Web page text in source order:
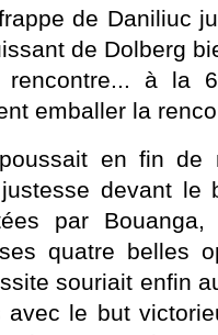
de Daniliuc
de Dolberg
à la
emballer la
en fin de
devant le
par
quatre belles
souriait enfin
avec le but